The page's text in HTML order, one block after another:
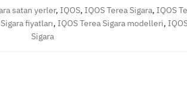
satan yerler, IQOS, IQOS Terea Sigara, IQOS
fiyatları, IQOS Terea Sigara modelleri,
Sigara